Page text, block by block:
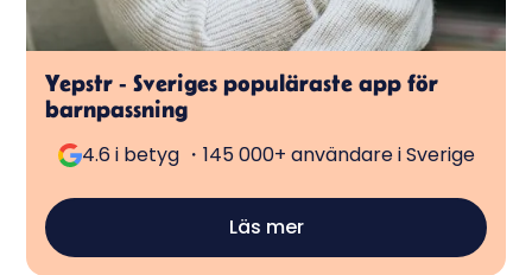
Yepstr - Sveriges populäraste app för
barnpassning
4.6 i betyg ・145 000+ användare i Sverige
Läs mer